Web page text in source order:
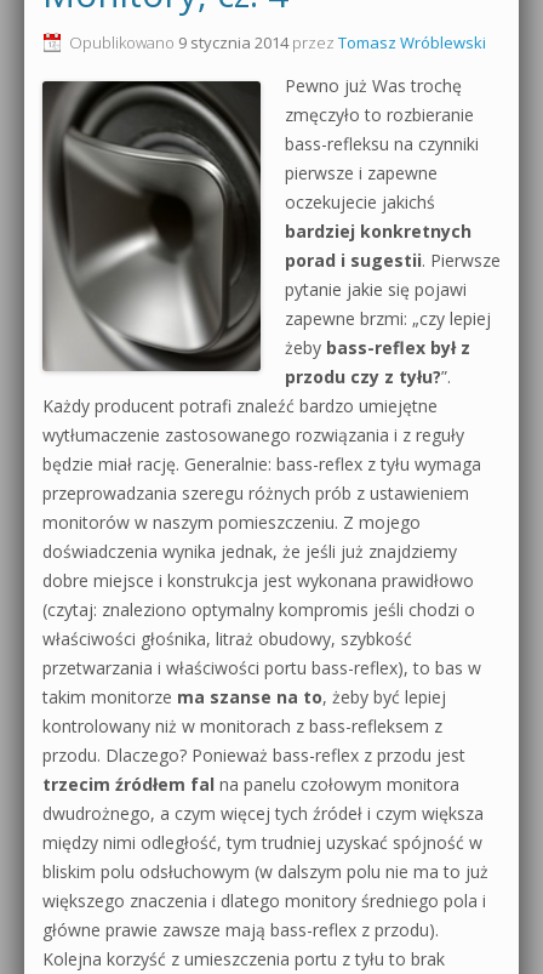
Produkcja muzyczna od podstaw
Sylenth1 od podstaw
Sound Forge od podstaw
Dubstep z syntezatorem Massive
Kontakt 5 Kompendium
Pakiety
0dB.pl - informacje
Newsletter
Materiały dla mediów
Archiwum aktualności
Polityka prywatności
Regulamin
Działanie sklepu internetowego
Wyszukiwanie
Opublikowano 9 stycznia 2014przez Tomasz Wróblewski
Pewno już Was trochę
zmęczyło to rozbieranie
bass-refleksu na czynniki
pierwsze i zapewne
oczekujecie jakichś
bardziej konkretnych
porad i sugestii. Pierwsze
pytanie jakie się pojawi
zapewne brzmi: „czy lepiej
żeby bass-reflex był z
przodu czy z tyłu?”.
Każdy producent potrafi znaleźć bardzo umiejętne
wytłumaczenie zastosowanego rozwiązania i z reguły
będzie miał rację. Generalnie: bass-reflex z tyłu wymaga
przeprowadzania szeregu różnych prób z ustawieniem
monitorów w naszym pomieszczeniu. Z mojego
doświadczenia wynika jednak, że jeśli już znajdziemy
dobre miejsce i konstrukcja jest wykonana prawidłowo
(czytaj: znaleziono optymalny kompromis jeśli chodzi o
właściwości głośnika, litraż obudowy, szybkość
przetwarzania i właściwości portu bass-reflex), to bas w
takim monitorze ma szanse na to, żeby być lepiej
kontrolowany niż w monitorach z bass-refleksem z
przodu. Dlaczego? Ponieważ bass-reflex z przodu jest
trzecim źródłem fal na panelu czołowym monitora
dwudrożnego, a czym więcej tych źródeł i czym większa
między nimi odległość, tym trudniej uzyskać spójność w
bliskim polu odsłuchowym (w dalszym polu nie ma to już
większego znaczenia i dlatego monitory średniego pola i
główne prawie zawsze mają bass-reflex z przodu).
Kolejna korzyść z umieszczenia portu z tyłu to brak